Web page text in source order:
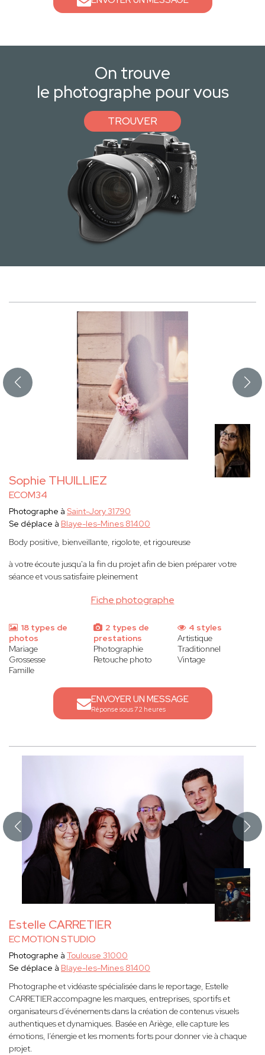
On trouve
le photographe pour vous
TROUVER
Sophie THUILLIEZ
ECOM34
Fiche photographe
Photographe à Saint-Jory 31790
Se déplace à Blaye-les-Mines 81400
Body positive, bienveillante, rigolote, et rigoureuse
à votre écoute jusqu'a la fin du projet afin de bien préparer votre
séance et vous satisfaire pleinement
18 types de
photos
Mariage
Grossesse
Famille
2 types de
prestations
Photographie
Retouche photo
4 styles
Artistique
Traditionnel
Vintage
ENVOYER UN MESSAGE
Réponse sous 72 heures
Estelle CARRETIER
EC MOTION STUDIO
Photographe à Toulouse 31000
Se déplace à Blaye-les-Mines 81400
Photographe et vidéaste spécialisée dans le reportage, Estelle
CARRETIER accompagne les marques, entreprises, sportifs et
organisateurs d’événements dans la création de contenus visuels
authentiques et dynamiques. Basée en Ariège, elle capture les
émotions, l’énergie et les moments forts pour donner vie à chaque
projet.